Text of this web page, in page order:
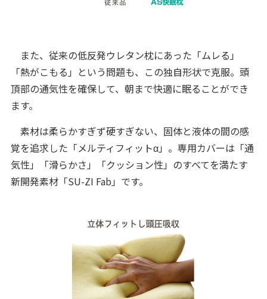
また、従来の低反発ウレタン枕にあった「ムレる」
「熱がこもる」という問題も、この独自形状で克服。頭
頂部の通気性を確保して、朝まで快適に眠ることができ
ます。
素材は柔らかすぎず硬すぎない、固体と液体の間の感
覚を追求した「メルティフィットα」。専用カバーは「通
気性」「滑らかさ」「クッション性」のすべてを満たす
新開発素材「SU-ZI Fab」です。